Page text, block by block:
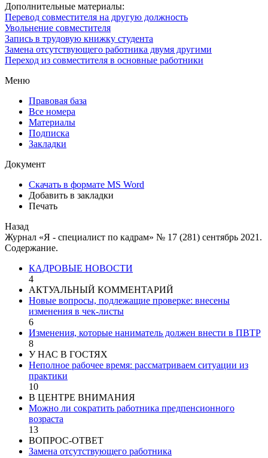
Дополнительные материалы:
Перевод совместителя на другую должность
Увольнение совместителя
Запись в трудовую книжку студента
Замена отсутствующего работника двумя другими
Переход из совместителя в основные работники
Меню
Правовая база
Все номера
Материалы
Подписка
Закладки
Документ
Скачать в формате MS Word
Добавить в закладки
Печать
Назад
Журнал «Я - специалист по кадрам» № 17 (281) сентябрь 2021.
Содержание.
КАДРОВЫЕ НОВОСТИ
4
АКТУАЛЬНЫЙ КОММЕНТАРИЙ
Новые вопросы, подлежащие проверке: внесены
изменения в чек-листы
6
Изменения, которые наниматель должен внести в ПВТР
8
У НАС В ГОСТЯХ
Неполное рабочее время: рассматриваем ситуации из
практики
10
В ЦЕНТРЕ ВНИМАНИЯ
Можно ли сократить работника предпенсионного
возраста
13
ВОПРОС-ОТВЕТ
Замена отсутствующего работника